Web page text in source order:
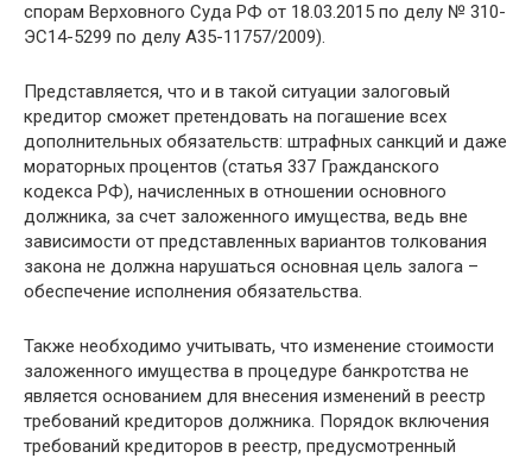
спорам Верховного Суда РФ от 18.03.2015 по делу № 310-
ЭС14-5299 по делу А35-11757/2009).
Представляется, что и в такой ситуации залоговый
кредитор сможет претендовать на погашение всех
дополнительных обязательств: штрафных санкций и даже
мораторных процентов (статья 337 Гражданского
кодекса РФ), начисленных в отношении основного
должника, за счет заложенного имущества, ведь вне
зависимости от представленных вариантов толкования
закона не должна нарушаться основная цель залога –
обеспечение исполнения обязательства.
Также необходимо учитывать, что изменение стоимости
заложенного имущества в процедуре банкротства не
является основанием для внесения изменений в реестр
требований кредиторов должника. Порядок включения
требований кредиторов в реестр, предусмотренный